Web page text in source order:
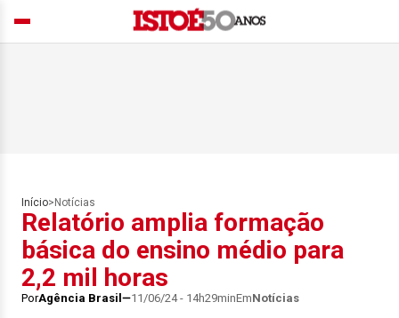
Início> Notícias
Relatório amplia formação
básica do ensino médio para
2,2 mil horas
PorAgência Brasil 11/06/24 - 14h29minEmNotícias